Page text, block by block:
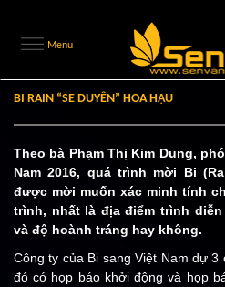
Menu
BI RAIN “SE DUYÊN” HOA HẬU
Theo bà Phạm Thị Kim Dung,
Nam 2016, quá trình mời Bi
được mời muốn xác minh tính
trình, nhất là địa điểm trình
và độ hoành tráng hay không.
Công ty của Bi sang Việt Nam dự
đó có họp báo khởi động và họp